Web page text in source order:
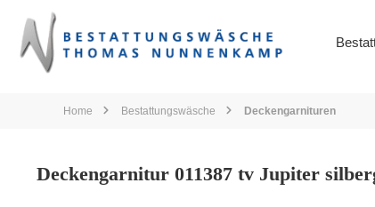
Home Bestattungswäsche Deckengarnituren
Deckengarnitur 011387 tv Jupiter